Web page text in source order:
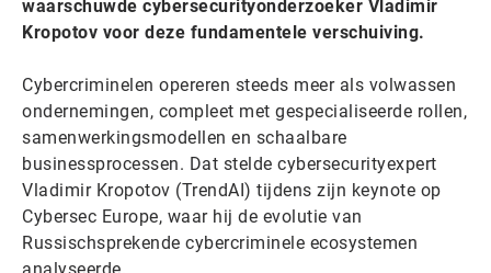
waarschuwde cybersecurityonderzoeker Vladimir
Kropotov voor deze fundamentele verschuiving.
Cybercriminelen opereren steeds meer als volwassen
ondernemingen, compleet met gespecialiseerde rollen,
samenwerkingsmodellen en schaalbare
businessprocessen. Dat stelde cybersecurityexpert
Vladimir Kropotov (TrendAI) tijdens zijn keynote op
Cybersec Europe, waar hij de evolutie van
Russischsprekende cybercriminele ecosystemen